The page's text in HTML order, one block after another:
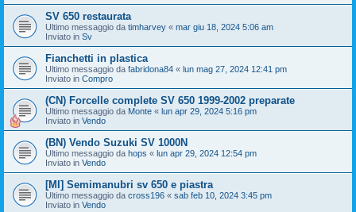
SV 650 restaurata
Ultimo messaggio da timharvey « mar giu 18, 2024 5:06 am
Inviato in Sv
Fianchetti in plastica
Ultimo messaggio da fabridona84 « lun mag 27, 2024 12:41 pm
Inviato in Compro
(CN) Forcelle complete SV 650 1999-2002 preparate
Ultimo messaggio da Monte « lun apr 29, 2024 5:16 pm
Inviato in Vendo
(BN) Vendo Suzuki SV 1000N
Ultimo messaggio da hops « lun apr 29, 2024 12:54 pm
Inviato in Vendo
[MI] Semimanubri sv 650 e piastra
Ultimo messaggio da cross196 « sab feb 10, 2024 3:45 pm
Inviato in Vendo